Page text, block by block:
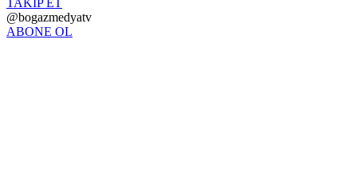
@bogazmedyatv
ABONE OL